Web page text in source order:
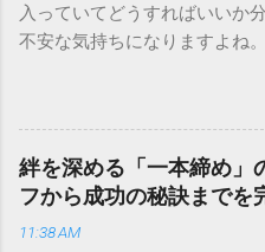
入っていてどうすればいいか
不安な気持ちになりますよね
きできる？」といった疑問を
通運は企業間物流のイメージ
向けの宅配サービスも非常に
目的に合わせた適切な連絡先
は、荷物の追跡確認から営業
手順まで、初めての方でも迷
絆を深める「一本締め」
フから成功の秘訣までを
11:38 AM